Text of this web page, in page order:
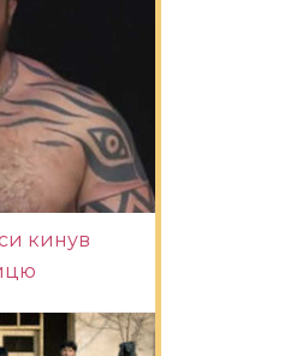
кинув